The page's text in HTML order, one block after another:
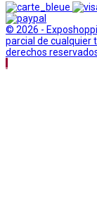
© 2026 -
parcial de cualquier
derechos